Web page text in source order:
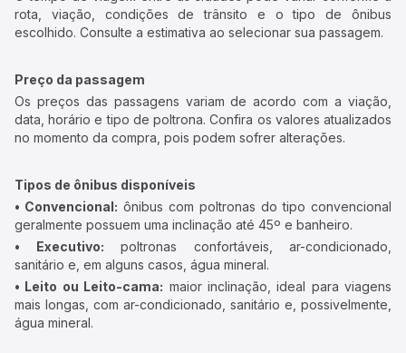
rota, viação, condições de trânsito e o tipo de ônibus
escolhido. Consulte a estimativa ao selecionar sua passagem.
Preço da passagem
Os preços das passagens variam de acordo com a viação,
data, horário e tipo de poltrona. Confira os valores atualizados
no momento da compra, pois podem sofrer alterações.
Tipos de ônibus disponíveis
• Convencional: ônibus com poltronas do tipo convencional
geralmente possuem uma inclinação até 45º e banheiro.
• Executivo: poltronas confortáveis, ar-condicionado,
sanitário e, em alguns casos, água mineral.
• Leito ou Leito-cama: maior inclinação, ideal para viagens
mais longas, com ar-condicionado, sanitário e, possivelmente,
água mineral.